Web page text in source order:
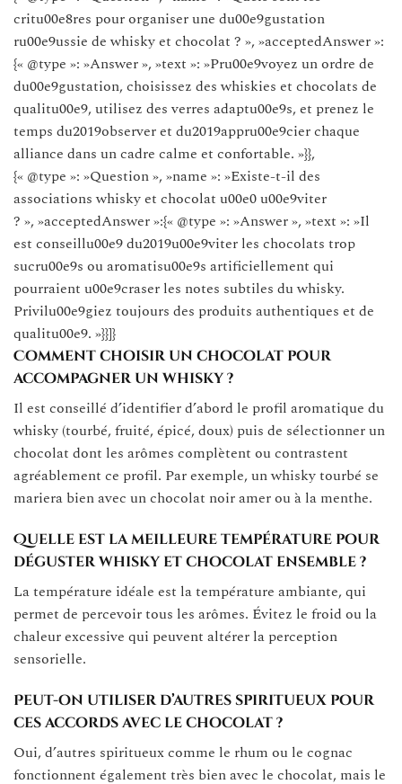
critu00e8res pour organiser une du00e9gustation
ru00e9ussie de whisky et chocolat ? », »acceptedAnswer »:
{« @type »: »Answer », »text »: »Pru00e9voyez un ordre de
du00e9gustation, choisissez des whiskies et chocolats de
qualitu00e9, utilisez des verres adaptu00e9s, et prenez le
temps du2019observer et du2019appru00e9cier chaque
alliance dans un cadre calme et confortable. »}},
{« @type »: »Question », »name »: »Existe-t-il des
associations whisky et chocolat u00e0 u00e9viter
? », »acceptedAnswer »:{« @type »: »Answer », »text »: »Il
est conseillu00e9 du2019u00e9viter les chocolats trop
sucru00e9s ou aromatisu00e9s artificiellement qui
pourraient u00e9craser les notes subtiles du whisky.
Privilu00e9giez toujours des produits authentiques et de
qualitu00e9. »}}]}
Comment choisir un chocolat pour
accompagner un whisky ?
Il est conseillé d’identifier d’abord le profil aromatique du
whisky (tourbé, fruité, épicé, doux) puis de sélectionner un
chocolat dont les arômes complètent ou contrastent
agréablement ce profil. Par exemple, un whisky tourbé se
mariera bien avec un chocolat noir amer ou à la menthe.
Quelle est la meilleure température pour
déguster whisky et chocolat ensemble ?
La température idéale est la température ambiante, qui
permet de percevoir tous les arômes. Évitez le froid ou la
chaleur excessive qui peuvent altérer la perception
sensorielle.
Peut-on utiliser d’autres spiritueux pour
ces accords avec le chocolat ?
Oui, d’autres spiritueux comme le rhum ou le cognac
fonctionnent également très bien avec le chocolat, mais le